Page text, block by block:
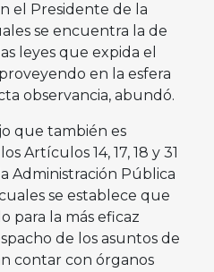
el Presidente de la
se encuentra la de
leyes que expida el
en la esfera
observancia, abundó.
que también es
Artículos 14, 17, 18 y 31
Administración Pública
se establece que
para la más eficaz
de los asuntos de
contar con órganos